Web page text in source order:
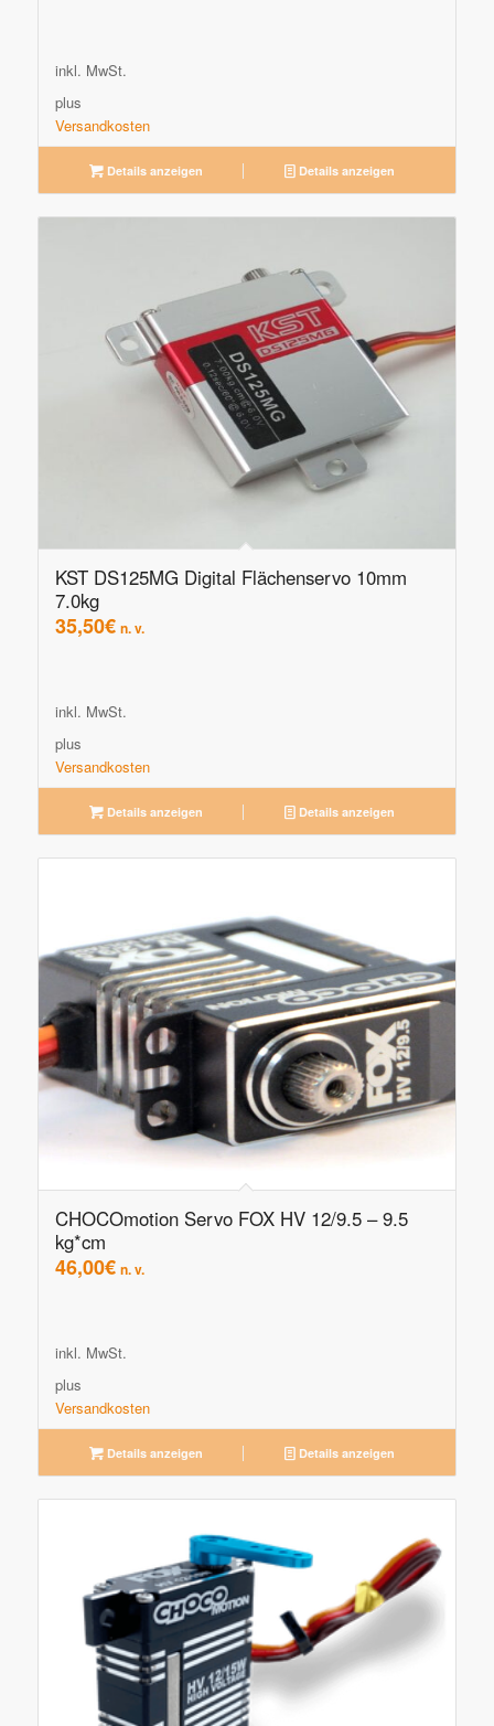
inkl. MwSt.
plus
Versandkosten
Details anzeigen Details anzeigen
KST DS125MG Digital Flächenservo 10mm
7.0kg
35,50€ n. v.
inkl. MwSt.
plus
Versandkosten
Details anzeigen Details anzeigen
CHOCOmotion Servo FOX HV 12/9.5 – 9.5
kg*cm
46,00€ n. v.
inkl. MwSt.
plus
Versandkosten
Details anzeigen Details anzeigen